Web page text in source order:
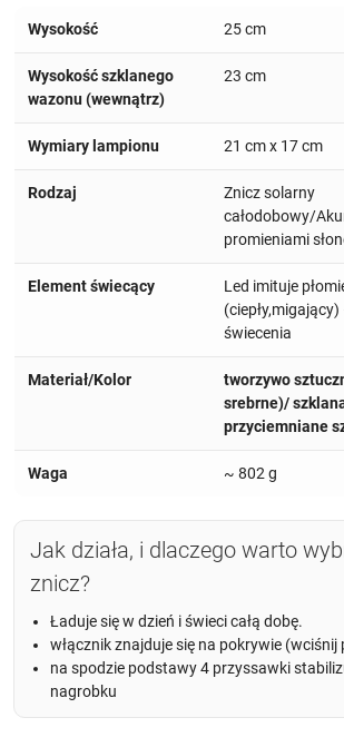
Wysokość 25 cm
Wysokość szklanego
wazonu (wewnątrz)
23 cm
Wymiary lampionu 21 cm x 17 cm
Rodzaj
Znicz solarny
całodobowy/
promieniami
Element świecący
Led imituje
świecenia
Materiał/Kolor
tworzywo
srebrne)/
przyciemniane
Waga ~ 802 g
Jak działa, i dlaczego warto
znicz?
Ładuje się w dzień i świeci całą dobę.
włącznik znajduje się na pokrywie (wciśnij
na spodzie podstawy 4 przyssawki
nagrobku